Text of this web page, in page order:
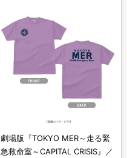
劇場版『TOKYO MER～走る緊
急救命室～CAPITAL CRISIS』／